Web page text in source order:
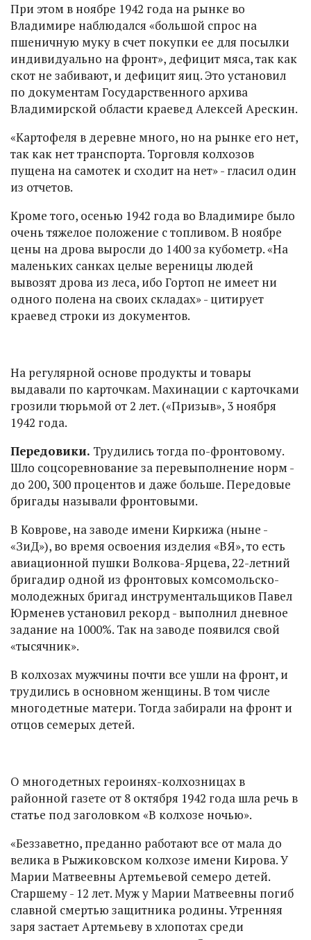
При этом в ноябре 1942 года на рынке во
Владимире наблюдался «большой спрос на
пшеничную муку в счет покупки ее для посылки
индивидуально на фронт», дефицит мяса, так как
скот не забивают, и дефицит яиц. Это установил
по документам Государственного архива
Владимирской области краевед Алексей Арескин.
«Картофеля в деревне много, но на рынке его нет,
так как нет транспорта. Торговля колхозов
пущена на самотек и сходит на нет» - гласил один
из отчетов.
Кроме того, осенью 1942 года во Владимире было
очень тяжелое положение с топливом. В ноябре
цены на дрова выросли до 1400 за кубометр. «На
маленьких санках целые вереницы людей
вывозят дрова из леса, ибо Гортоп не имеет ни
одного полена на своих складах» - цитирует
краевед строки из документов.
На регулярной основе продукты и товары
выдавали по карточкам. Махинации с карточками
грозили тюрьмой от 2 лет. («Призыв», 3 ноября
1942 года.
Передовики. Трудились тогда по-фронтовому.
Шло соцсоревнование за перевыполнение норм -
до 200, 300 процентов и даже больше. Передовые
бригады называли фронтовыми.
В Коврове, на заводе имени Киркижа (ныне -
«ЗиД»), во время освоения изделия «ВЯ», то есть
авиационной пушки Волкова-Ярцева, 22-летний
бригадир одной из фронтовых комсомольско-
молодежных бригад инструментальщиков Павел
Юрменев установил рекорд - выполнил дневное
задание на 1000%. Так на заводе появился свой
«тысячник».
В колхозах мужчины почти все ушли на фронт, и
трудились в основном женщины. В том числе
многодетные матери. Тогда забирали на фронт и
отцов семерых детей.
О многодетных героинях-колхозницах в
районной газете от 8 октября 1942 года шла речь в
статье под заголовком «В колхозе ночью».
«Беззаветно, преданно работают все от мала до
велика в Рыжиковском колхозе имени Кирова. У
Марии Матвеевны Артемьевой семеро детей.
Старшему - 12 лет. Муж у Марии Матвеевны погиб
славной смертью защитника родины. Утренняя
заря застает Артемьеву в хлопотах среди